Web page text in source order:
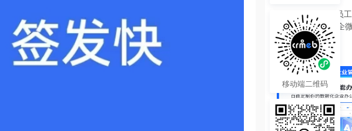
IMAIWORK数字员
数字人/手机个微企
陪练/电销/客服/法
热度 10
移动端二维码